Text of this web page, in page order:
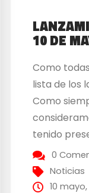
10 DE
Como
lista de los
Como
tenido
PureHype
de ellos es
de
0
Noticias
10 mayo,